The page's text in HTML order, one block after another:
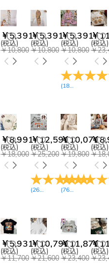
￥5,391
(税込)
￥10,800
￥5,391
(税込)
￥10,800
￥5,391
(税込)
￥10,800
(18レビュー
￥
(税込)
￥
￥8,991
(税込)
￥18,000
￥12,591
(税込)
￥25,200
(26レビュー)
￥10,071
(税込)
￥19,800
(76レビュー
￥
(税込)
￥
￥5,931
(税込)
￥11,700
￥10,791
(税込)
￥21,600
￥11,871
(税込)
￥23,400
￥
(税込)
￥